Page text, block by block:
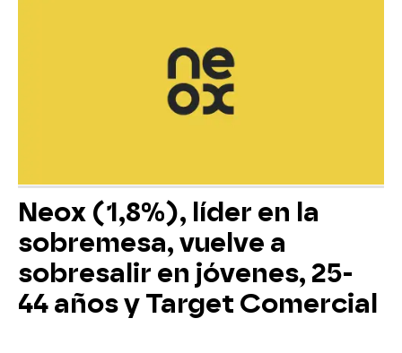
Neox (1,8%), líder en la
sobremesa, vuelve a
sobresalir en jóvenes, 25-
44 años y Target Comercial